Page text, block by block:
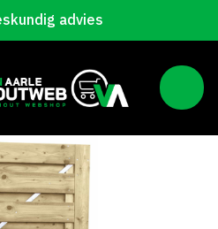
Particulier en zakelijk